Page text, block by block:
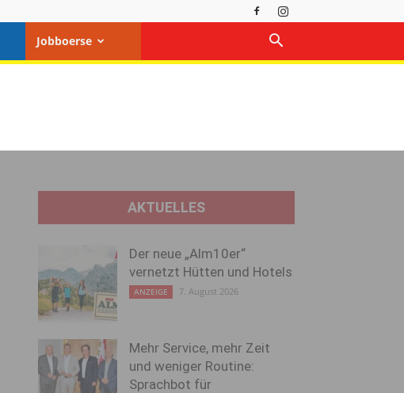
Jobboerse
AKTUELLES
Der neue „Alm10er“
vernetzt Hütten und Hotels
ANZEIGE 7. August 2026
Mehr Service, mehr Zeit
und weniger Routine:
Sprachbot für